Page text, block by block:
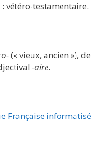
vétéro-testamentaire.
(« vieux, ancien »), de
-aire.
Française informatisé